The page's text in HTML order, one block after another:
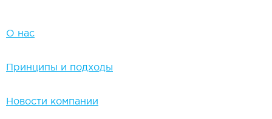
О нас
Принципы и подходы
Новости компании